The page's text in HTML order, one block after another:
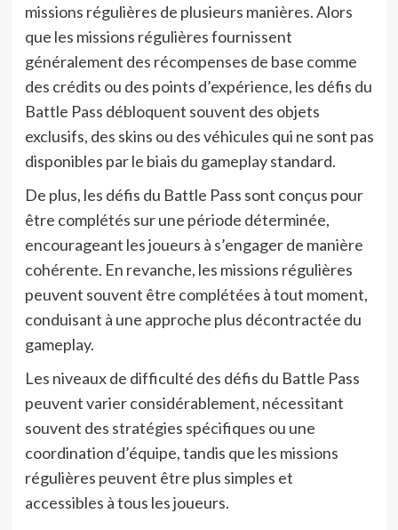
missions régulières de plusieurs manières. Alors
que les missions régulières fournissent
généralement des récompenses de base comme
des crédits ou des points d’expérience, les défis du
Battle Pass débloquent souvent des objets
exclusifs, des skins ou des véhicules qui ne sont pas
disponibles par le biais du gameplay standard.
De plus, les défis du Battle Pass sont conçus pour
être complétés sur une période déterminée,
encourageant les joueurs à s’engager de manière
cohérente. En revanche, les missions régulières
peuvent souvent être complétées à tout moment,
conduisant à une approche plus décontractée du
gameplay.
Les niveaux de difficulté des défis du Battle Pass
peuvent varier considérablement, nécessitant
souvent des stratégies spécifiques ou une
coordination d’équipe, tandis que les missions
régulières peuvent être plus simples et
accessibles à tous les joueurs.